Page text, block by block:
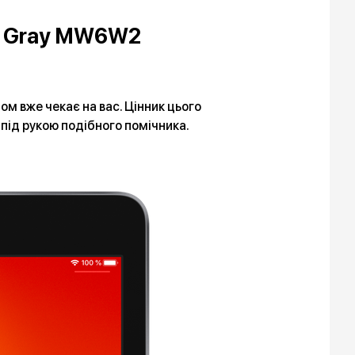
Gray MW6W2
вже чекає на вас. Цінник цього
рукою подібного помічника.